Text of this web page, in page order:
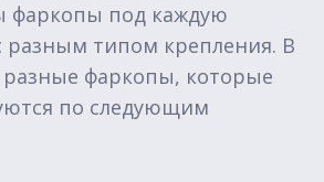
фаркопы под каждую
разным типом крепления. В
разные фаркопы, которые
по следующим